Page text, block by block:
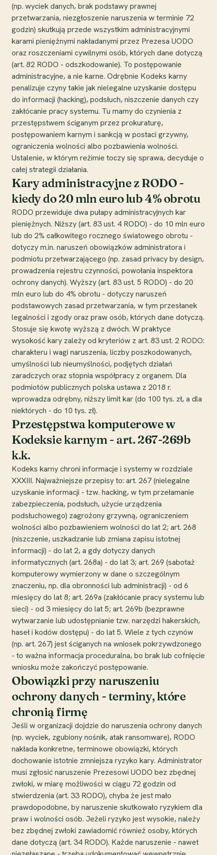
(np. wyciek danych, brak podstawy prawnej
przetwarzania, niezgłoszenie naruszenia w terminie 72
godzin) skutkują przede wszystkim administracyjnymi
karami pieniężnymi nakładanymi przez Prezesa UODO
oraz roszczeniami cywilnymi osób, których dane dotyczą
(art. 82 RODO - odszkodowanie). To postępowanie
administracyjne, a nie karne. Odrębnie Kodeks karny
penalizuje czyny takie jak nielegalne uzyskanie dostępu
do informacji (hacking), podsłuch, niszczenie danych czy
zakłócanie pracy systemu. Tu mamy do czynienia z
przestępstwem ściganym przez prokuraturę,
postępowaniem karnym i sankcją w postaci grzywny,
ograniczenia wolności albo pozbawienia wolności.
Ustalenie, w którym reżimie toczy się sprawa, decyduje o
całej strategii działania.
Kary administracyjne z RODO -
kiedy do 20 mln euro lub 4% obrotu
RODO przewiduje dwa pułapy administracyjnych kar
pieniężnych. Niższy (art. 83 ust. 4 RODO) - do 10 mln euro
lub do 2% całkowitego rocznego światowego obrotu -
dotyczy m.in. naruszeń obowiązków administratora i
podmiotu przetwarzającego (np. zasad privacy by design,
prowadzenia rejestru czynności, powołania inspektora
ochrony danych). Wyższy (art. 83 ust. 5 RODO) - do 20
mln euro lub do 4% obrotu - dotyczy naruszeń
podstawowych zasad przetwarzania, w tym przesłanek
legalności i zgody oraz praw osób, których dane dotyczą.
Stosuje się kwotę wyższą z dwóch. W praktyce
wysokość kary zależy od kryteriów z art. 83 ust. 2 RODO:
charakteru i wagi naruszenia, liczby poszkodowanych,
umyślności lub nieumyślności, podjętych działań
zaradczych oraz stopnia współpracy z organem. Dla
podmiotów publicznych polska ustawa z 2018 r.
wprowadza odrębny, niższy limit kar (do 100 tys. zł, a dla
niektórych - do 10 tys. zł).
Przestępstwa komputerowe w
Kodeksie karnym - art. 267-269b
k.k.
Kodeks karny chroni informacje i systemy w rozdziale
XXXIII. Najważniejsze przepisy to: art. 267 (nielegalne
uzyskanie informacji - tzw. hacking, w tym przełamanie
zabezpieczenia, podsłuch, użycie urządzenia
podsłuchowego) zagrożony grzywną, ograniczeniem
wolności albo pozbawieniem wolności do lat 2; art. 268
(niszczenie, uszkadzanie lub zmiana zapisu istotnej
informacji) - do lat 2, a gdy dotyczy danych
informatycznych (art. 268a) - do lat 3; art. 269 (sabotaż
komputerowy wymierzony w dane o szczególnym
znaczeniu, np. dla obronności lub administracji) - od 6
miesięcy do lat 8; art. 269a (zakłócanie pracy systemu lub
sieci) - od 3 miesięcy do lat 5; art. 269b (bezprawne
wytwarzanie lub udostępnianie tzw. narzędzi hakerskich,
haseł i kodów dostępu) - do lat 5. Wiele z tych czynów
(np. art. 267) jest ściganych na wniosek pokrzywdzonego
- to ważna informacja proceduralna, bo brak lub cofnięcie
wniosku może zakończyć postępowanie.
Obowiązki przy naruszeniu
ochrony danych - terminy, które
chronią firmę
Jeśli w organizacji dojdzie do naruszenia ochrony danych
(np. wyciek, zgubiony nośnik, atak ransomware), RODO
nakłada konkretne, terminowe obowiązki, których
dochowanie istotnie zmniejsza ryzyko kary. Administrator
musi zgłosić naruszenie Prezesowi UODO bez zbędnej
zwłoki, w miarę możliwości w ciągu 72 godzin od
stwierdzenia (art. 33 RODO), chyba że jest mało
prawdopodobne, by naruszenie skutkowało ryzykiem dla
praw i wolności osób. Jeżeli ryzyko jest wysokie, należy
bez zbędnej zwłoki zawiadomić również osoby, których
dane dotyczą (art. 34 RODO). Każde naruszenie - nawet